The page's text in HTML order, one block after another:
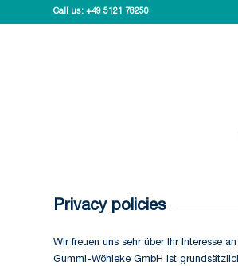
Call us: +49 5121 78250
Privacy policies
Wir freuen uns sehr über Ihr Interesse
Gummi-Wöhleke GmbH ist